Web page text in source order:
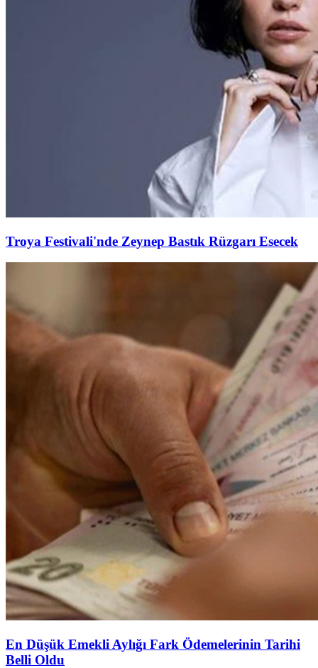
Troya Festivali'nde Zeynep Bastık Rüzgarı Esecek
En Düşük Emekli Aylığı Fark Ödemelerinin Tarihi
Belli Oldu